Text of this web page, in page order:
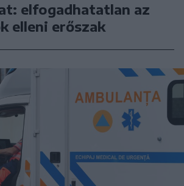
elfogadhatatlan az
elleni erőszak